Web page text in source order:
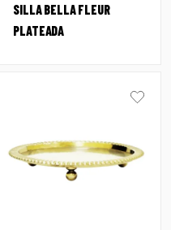
SILLA BELLA FLEUR
PLATEADA